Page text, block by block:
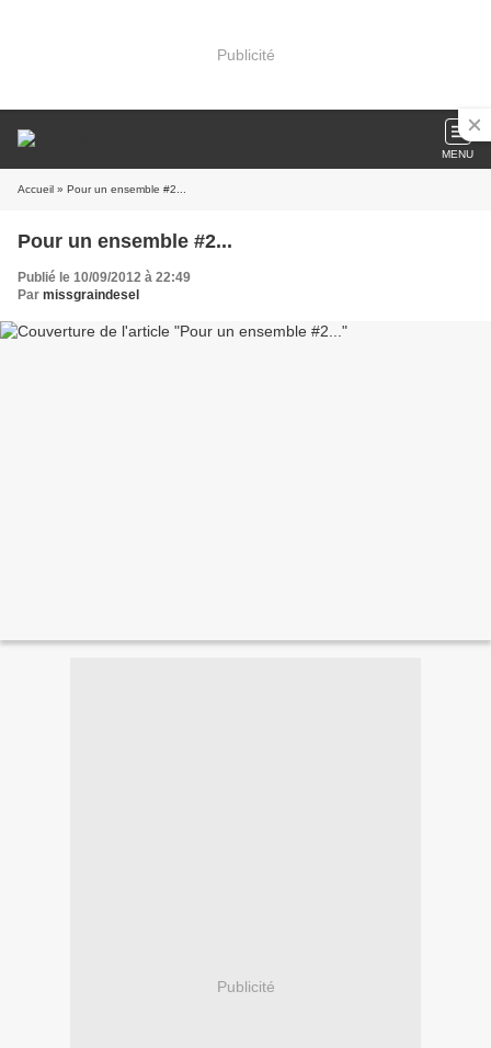
Publicité
MENU
Accueil » Pour un ensemble #2...
Pour un ensemble #2...
Publié le 10/09/2012 à 22:49
Par missgraindesel
Publicité